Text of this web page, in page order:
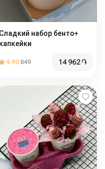
Сладкий набор бенто+
капкейки
4.90849 14 962֏